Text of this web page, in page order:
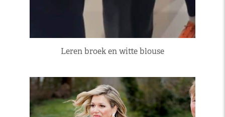
Leren broek en witte blouse